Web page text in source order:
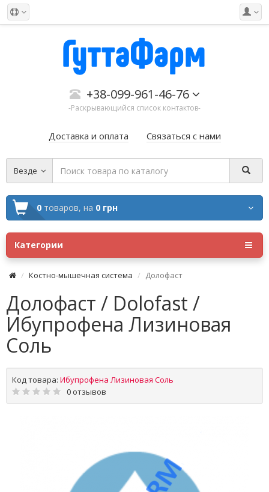
+38-099-961-46-76
-Раскрывающийся список контактов-
Доставка и оплата Связаться с нами
Везде
0 товаров, на 0 грн
Категории
Костно-мышечная система Долофаст
Долофаст / Dolofast /
Ибупрофена Лизиновая
Соль
Код товара: Ибупрофена Лизиновая Соль
0 отзывов